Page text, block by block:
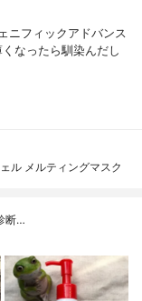
ニフィックアドバンス
なったら馴染んだし
ル メルティングマスク
断…